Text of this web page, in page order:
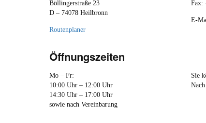
Böllingerstraße 23
D – 74078 Heilbronn
Routenplaner
Fax:
E-
Öffnungszeiten
Mo – Fr:
10:00 Uhr – 12:00 Uhr
14:30 Uhr – 17:00 Uhr
sowie nach Vereinbarung
Sie